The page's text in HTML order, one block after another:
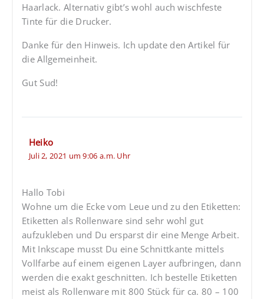
Haarlack. Alternativ gibt’s wohl auch wischfeste
Tinte für die Drucker.
Danke für den Hinweis. Ich update den Artikel für
die Allgemeinheit.
Gut Sud!
Heiko
Juli 2, 2021 um 9:06 a.m. Uhr
Hallo Tobi
Wohne um die Ecke vom Leue und zu den Etiketten:
Etiketten als Rollenware sind sehr wohl gut
aufzukleben und Du ersparst dir eine Menge Arbeit.
Mit Inkscape musst Du eine Schnittkante mittels
Vollfarbe auf einem eigenen Layer aufbringen, dann
werden die exakt geschnitten. Ich bestelle Etiketten
meist als Rollenware mit 800 Stück für ca. 80 – 100